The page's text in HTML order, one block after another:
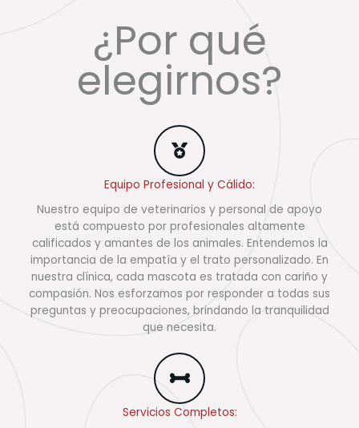
¿Por qué
elegirnos?
Equipo Profesional y Cálido:
Nuestro equipo de veterinarios y personal de apoyo
está compuesto por profesionales altamente
calificados y amantes de los animales. Entendemos la
importancia de la empatía y el trato personalizado. En
nuestra clínica, cada mascota es tratada con cariño y
compasión. Nos esforzamos por responder a todas sus
preguntas y preocupaciones, brindando la tranquilidad
que necesita.
Servicios Completos: